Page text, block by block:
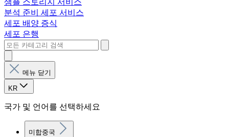
샘플 스토리지 서비스
분석 준비 세포 서비스
세포 배양 증식
세포 은행
메뉴 닫기
KR
국가 및 언어를 선택하세요
미합중국